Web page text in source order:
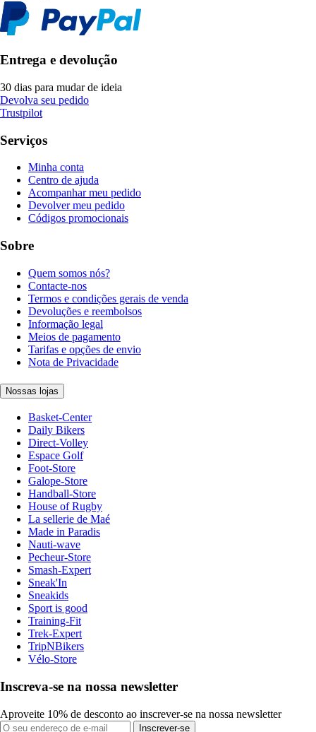
Entrega e devolução
30 dias para mudar de ideia
Devolva seu pedido
Trustpilot
Serviços
Minha conta
Centro de ajuda
Acompanhar meu pedido
Devolver meu pedido
Códigos promocionais
Sobre
Quem somos nós?
Contacte-nos
Termos e condições gerais de venda
Devoluções e reembolsos
Informação legal
Meios de pagamento
Tarifas e opções de envio
Nota de Privacidade
Nossas lojas
Basket-Center
Daily Bikers
Direct-Volley
Espace Golf
Foot-Store
Galope-Store
Handball-Store
House of Rugby
La sellerie de Maé
Made in Paradis
Nauti-wave
Pecheur-Store
Smash-Expert
Sneak'In
Sneakids
Sport is good
Training-Fit
Trek-Expert
TripNBikers
Vélo-Store
Inscreva-se na nossa newsletter
Aproveite 10% de desconto ao inscrever-se na nossa newsletter
Inscrever-se